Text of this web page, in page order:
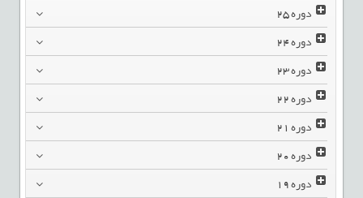
دوره25
دوره24
دوره23
دوره22
دوره21
دوره20
دوره19